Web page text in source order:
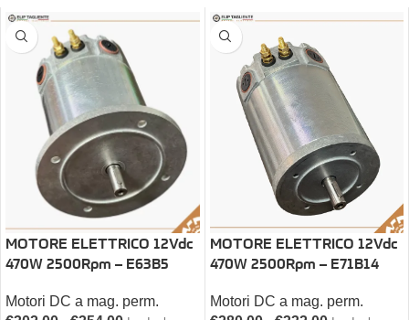
MOTORE ELETTRICO 12Vdc
470W 2500Rpm – E63B5
Motori DC a mag. perm.
MOTORE ELETTRICO 12Vdc
470W 2500Rpm – E71B14
Motori DC a mag. perm.